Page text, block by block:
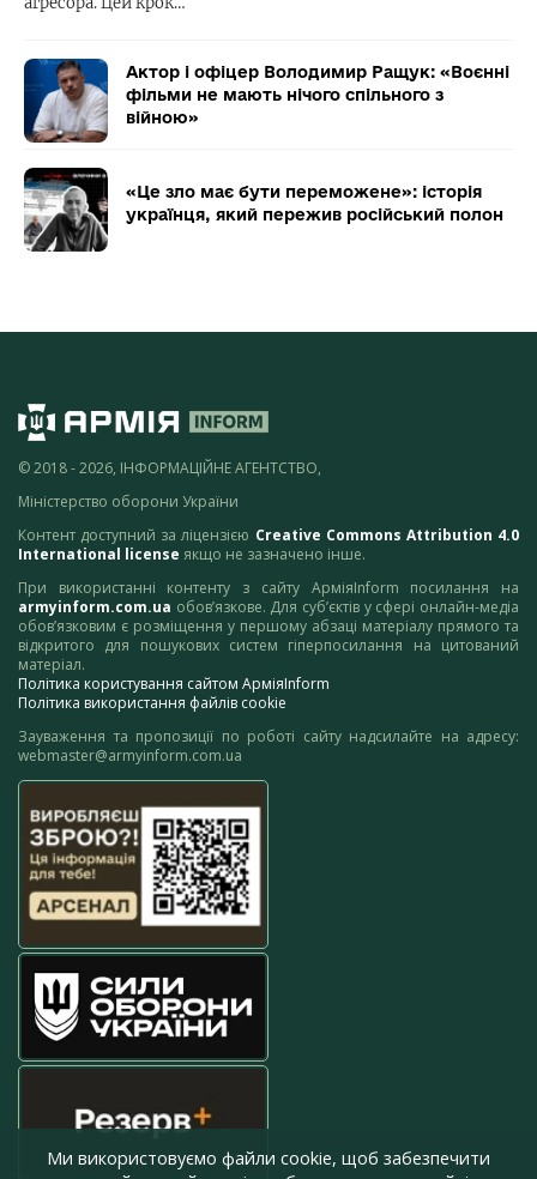
Актор і офіцер Володимир Ращук: «Воєнні
фільми не мають нічого спільного з
війною»
«Це зло має бути переможене»: історія
українця, який пережив російський полон
© 2018 - 2026, ІНФОРМАЦІЙНЕ АГЕНТСТВО,
Міністерство оборони України
Контент доступний за ліцензією Creative Commons Attribution 4.0
International license якщо не зазначено інше.
При використанні контенту з сайту АрміяInform посилання на
armyinform.com.ua обов’язкове. Для суб’єктів у сфері онлайн-медіа
обов’язковим є розміщення у першому абзаці матеріалу прямого та
відкритого для пошукових систем гіперпосилання на цитований
матеріал.
Політика користування сайтом АрміяInform
Політика використання файлів cookie
Зауваження та пропозиції по роботі сайту надсилайте на адресу:
webmaster@armyinform.com.ua
Ми використовуємо файли cookie, щоб забезпечити